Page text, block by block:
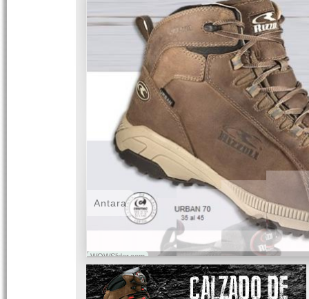
WOWSlider.com
Antara